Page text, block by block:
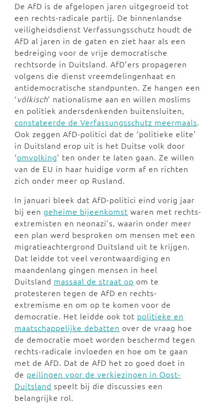
De AfD is de afgelopen jaren uitgegroeid tot
een rechts-radicale partij. De binnenlandse
veiligheidsdienst Verfassungsschutz houdt de
AfD al jaren in de gaten en ziet haar als een
bedreiging voor de vrije democratische
rechtsorde in Duitsland. AfD’ers propageren
volgens die dienst vreemdelingenhaat en
antidemocratische standpunten. Ze hangen een
‘völkisch’ nationalisme aan en willen moslims
en politiek andersdenkenden buitensluiten,
constateerde de Verfassungsschutz meermaals.
Ook zeggen AfD-politici dat de ‘politieke elite’
in Duitsland erop uit is het Duitse volk door
‘omvolking’ ten onder te laten gaan. Ze willen
van de EU in haar huidige vorm af en richten
zich onder meer op Rusland.
In januari bleek dat AfD-politici eind vorig jaar
bij een geheime bijeenkomst waren met rechts-
extremisten en neonazi’s, waarin onder meer
een plan werd besproken om mensen met een
migratieachtergrond Duitsland uit te krijgen.
Dat leidde tot veel verontwaardiging en
maandenlang gingen mensen in heel
Duitsland massaal de straat op om te
protesteren tegen de AfD en rechts-
extremisme en om op te komen voor de
democratie. Het leidde ook tot politieke en
maatschappelijke debatten over de vraag hoe
de democratie moet worden beschermd tegen
rechts-radicale invloeden en hoe om te gaan
met de AfD. Dat de AfD het zo goed doet in
de peilingen voor de verkiezingen in Oost-
Duitsland speelt bij die discussies een
belangrijke rol.